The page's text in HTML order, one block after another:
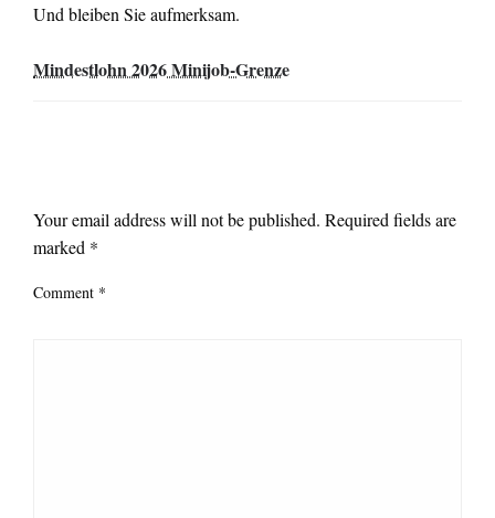
Und bleiben Sie aufmerksam.
Mindestlohn 2026 Minijob-Grenze
Your email address will not be published. Required fields are
marked *
Comment *